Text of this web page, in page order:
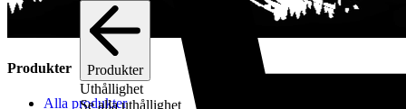
Produkter
Uthållighet
Se alla uthållighet
Produkter
Alla produkter